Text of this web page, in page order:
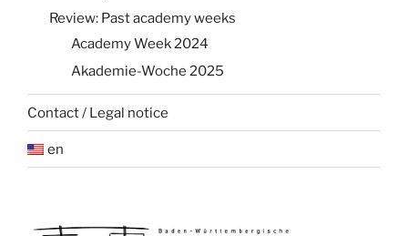
Review: Past academy weeks
Academy Week 2024
Akademie-Woche 2025
Contact / Legal notice
en